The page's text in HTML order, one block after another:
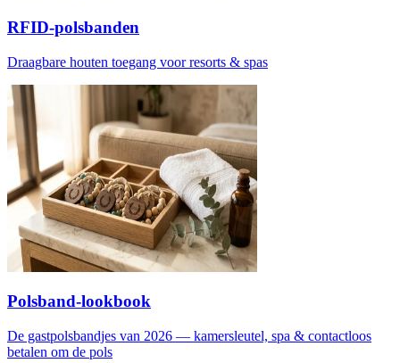
RFID-polsbanden
Draagbare houten toegang voor resorts & spas
Polsband-lookbook
De gastpolsbandjes van 2026 — kamersleutel, spa & contactloos
betalen om de pols